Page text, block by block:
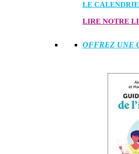
LE
LIRE NOTRE
OFFREZ UNE